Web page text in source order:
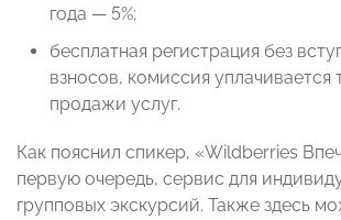
года — 5%;
бесплатная регистрация без
взносов, комиссия уплачивается
продажи услуг.
Как пояснил спикер, «Wildberries
первую очередь, сервис для
групповых экскурсий. Также здесь